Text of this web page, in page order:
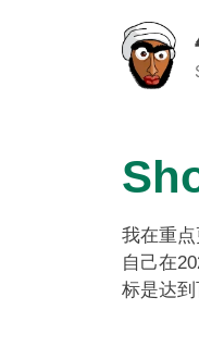
我在重
自己在
标是达